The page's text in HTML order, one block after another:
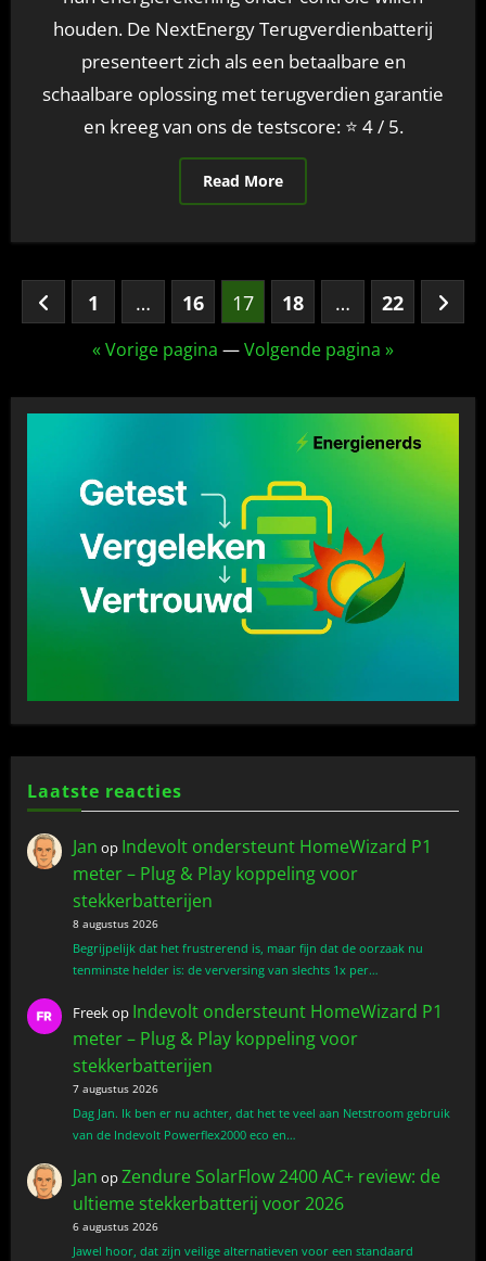
houden. De NextEnergy Terugverdienbatterij
presenteert zich als een betaalbare en
schaalbare oplossing met terugverdien garantie
en kreeg van ons de testscore: ⭐ 4 / 5.
Read More
Berichten
paginering
1 … 16 17 18 … 22
« Vorige pagina —Volgende pagina »
Laatste reacties
Jan op Indevolt ondersteunt HomeWizard P1
meter – Plug & Play koppeling voor
stekkerbatterijen
8 augustus 2026
Begrijpelijk dat het frustrerend is, maar fijn dat de oorzaak nu
tenminste helder is: de verversing van slechts 1x per…
Freekop Indevolt ondersteunt HomeWizard P1
meter – Plug & Play koppeling voor
stekkerbatterijen
7 augustus 2026
Dag Jan. Ik ben er nu achter, dat het te veel aan Netstroom gebruik
van de Indevolt Powerflex2000 eco en…
Jan opZendure SolarFlow 2400 AC+ review: de
ultieme stekkerbatterij voor 2026
6 augustus 2026
Jawel hoor, dat zijn veilige alternatieven voor een standaard